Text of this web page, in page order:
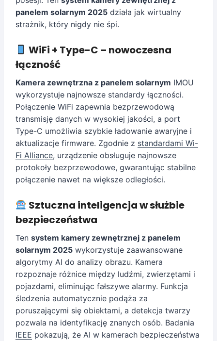
panelem solarnym 2025 działa jak wirtualny
strażnik, który nigdy nie śpi.
WiFi + Type-C – nowoczesna
łączność
Kamera zewnętrzna z panelem solarnym IMOU
wykorzystuje najnowsze standardy łączności.
Połączenie WiFi zapewnia bezprzewodową
transmisję danych w wysokiej jakości, a port
Type-C umożliwia szybkie ładowanie awaryjne i
aktualizacje firmware. Zgodnie z standardami Wi-
Fi Alliance, urządzenie obsługuje najnowsze
protokoły bezprzewodowe, gwarantując stabilne
połączenie nawet na większe odległości.
Sztuczna inteligencja w służbie
bezpieczeństwa
Ten system kamery zewnętrznej z panelem
solarnym 2025 wykorzystuje zaawansowane
algorytmy AI do analizy obrazu. Kamera
rozpoznaje różnice między ludźmi, zwierzętami i
pojazdami, eliminując fałszywe alarmy. Funkcja
śledzenia automatycznie podąża za
poruszającymi się obiektami, a detekcja twarzy
pozwala na identyfikację znanych osób. Badania
IEEE pokazują, że AI w kamerach bezpieczeństwa